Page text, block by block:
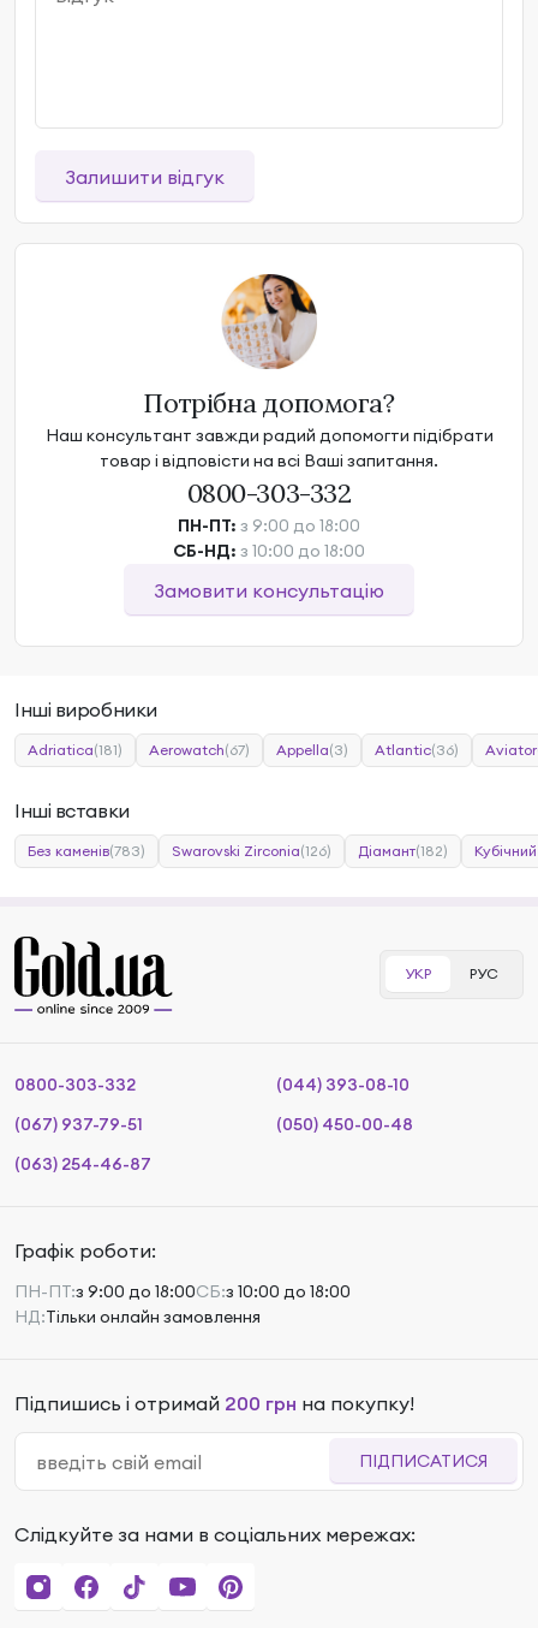
Залишити відгук
Потрібна допомога?
Наш консультант завжди радий допомогти підібрати
товар і відповісти на всі Ваші запитання.
0800-303-332
ПН-ПТ: з 9:00 до 18:00
СБ-НД: з 10:00 до 18:00
Замовити консультацію
Інші виробники
Adriatica(181) Aerowatch(67) Appella(3) Atlantic(36) Aviator
Інші вставки
Без каменів(783) Swarovski Zirconia(126) Діамант(182)
УКР РУС
0800-303-332
(044) 393-08-10
(067) 937-79-51
(050) 450-00-48
(063) 254-46-87
Графік роботи:
ПН-ПТ:з 9:00 до 18:00СБ:з 10:00 до 18:00
НД:Тільки онлайн замовлення
Підпишись і отримай 200 грн на покупку!
ПІДПИСАТИСЯ
Слідкуйте за нами в соціальних мережах: